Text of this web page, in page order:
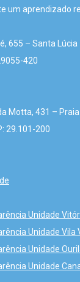
um aprendizado
655 – Santa Lúcia
420
Motta, 431 –
29.101-200
Unidade
Unidade Vila
Unidade
Unidade